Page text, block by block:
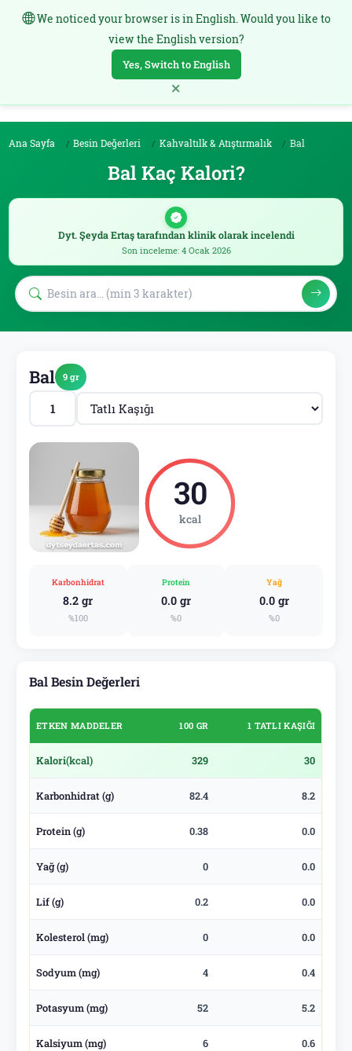
We noticed your browser is in English. Would you like to
view the English version?
Yes, Switch to English
×
TR
Ana Sayfa Besin Değerleri Kahvaltılk & Atıştırmalık Bal
Bal Kaç Kalori?
Dyt. Şeyda Ertaş tarafından klinik olarak incelendi
Son inceleme: 4 Ocak 2026
Bal 9 gr
30
kcal
Karbonhidrat
8.2 gr
%100
Protein
0.0 gr
%0
Yağ
0.0 gr
%0
Bal Besin Değerleri
ETKEN MADDELER 100 GR 1 TATLI KAŞIĞI
Kalori(kcal) 329 30
Karbonhidrat (g) 82.4 8.2
Protein (g) 0.38 0.0
Yağ (g) 0 0.0
Lif (g) 0.2 0.0
Kolesterol (mg) 0 0.0
Sodyum (mg) 4 0.4
Potasyum (mg) 52 5.2
Kalsiyum (mg) 6 0.6